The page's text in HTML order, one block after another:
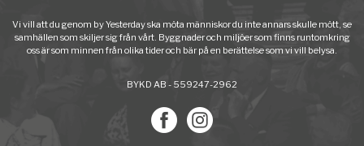
Vi vill att du genom by Yesterday ska möta människor du inte annars skulle mött, se
samhällen som skiljer sig från vårt. Byggnader och miljöer som finns runtomkring
oss är som minnen från olika tider och bär på en berättelse som vi vill belysa.
BYKD AB - 559247-2962